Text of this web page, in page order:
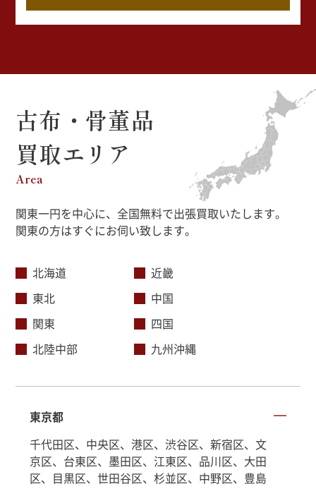
古布・骨董品
買取エリア
Area
関東一円を中心に、全国無料で出張買取いたします。
関東の方はすぐにお伺い致します。
北海道
東北
関東
北陸中部
近畿
中国
四国
九州沖縄
東京都
千代田区、中央区、港区、渋谷区、新宿区、文
京区、台東区、墨田区、江東区、品川区、大田
区、目黒区、世田谷区、杉並区、中野区、豊島